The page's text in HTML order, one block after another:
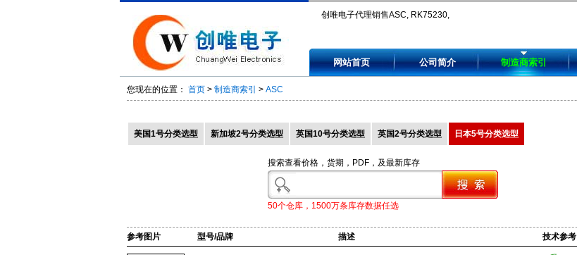
创唯电子代理销售ASC, RK75230,
X329S-10-10-60.
网站首页 公司简介 制造商索引
您现在的位置： 首页 > 制造商索引 > ASC
美国1号分类选型 新加坡2号分类选型 英国10号分类选型 英国2号分类选型 日本5号分类选型
搜索查看价格，货期，PDF，及最新库存
50个仓库，1500万条库存数据任选
参考图片 型号/品牌 描述 技术参考